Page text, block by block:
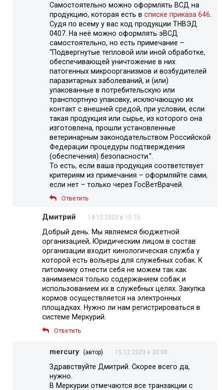
Самостоятельно можно оформлять ВСД на
продукцию, которая есть в списке приказа 646
Судя по всему у вас код продукции ТНВЭД
0407. На неё можно оформлять эВСД
самостоятельно, но есть примечание –
“Подвергнутые тепловой или иной обработке,
обеспечивающей уничтожение в них
патогенных микроорганизмов и возбудителей
паразитарных заболеваний, и (или)
упакованные в потребительскую или
транспортную упаковку, исключающую их
контакт с внешней средой, при условии, если
такая продукция или сырье, из которого она
изготовлена, прошли установленные
ветеринарным законодательством Российской
Федерации процедуры подтверждения
(обеспечения) безопасности.”.
То есть, если ваша продукция соответствует
критериям из примечания – оформляйте сами,
если нет – только через ГосВетВрачей.
Ответить
Дмитрий 14.12.2023 в 15:15
Добрый день. Мы являемся бюджетной
организацией, Юридическим лицом в состав
организации входит кинологическая служба у
которой есть вольеры для служебных собак. К
питомнику отнести себя не можем так как
занимаемся только содержанием собак и
использованием их в служебных целях. Закупка
кормов осуществляется на электронных
площадках. Нужно ли нам регистрироваться в
системе Меркурий.
Ответить
mercury (автор) 15.12.2023 в 20:08
Здравствуйте Дмитрий. Скорее всего да,
нужно.
В Меркурии отмечаются все транзакции с